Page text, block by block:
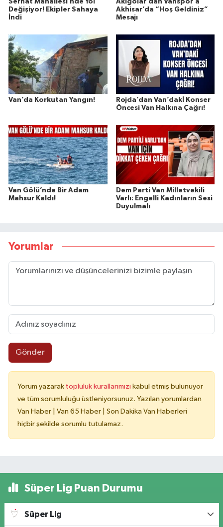
Serhat Mahallesi’nde Yol
Değişiyor! Ekipler Sahaya
İndi
Akigolar’dan Vanspor’a
Akhisar’da “Hoş Geldiniz”
Mesajı
Van’da Korkutan Yangın!
Rojda’dan Van’dakİ Konser
Öncesi Van Halkına Çağrı!
Van Gölü’nde Bir Adam
Mahsur Kaldı!
Dem Parti Van Milletvekili
Varlı: Engelli Kadınların Sesi
Duyulmalı
Yorumlar
Gönder
Yorum yazarak topluluk kurallarımızı kabul etmiş bulunuyor
ve tüm sorumluluğu üstleniyorsunuz. Yazılan yorumlardan
Van Haber | Van 65 Haber | Son Dakika Van Haberleri
hiçbir şekilde sorumlu tutulamaz.
Süper Lig Puan Durumu
Süper Lig